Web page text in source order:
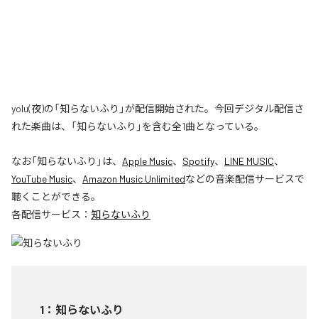
yolu(夜)の「知らないふり」が配信開始された。今回デジタル配信さ
れた楽曲は、「知らないふり」を含む全1曲となっている。
なお「知らないふり 」は、 Apple Music、 Spotify、 LINE MUSIC、
YouTube Music、 Amazon Music Unlimitedなどの音楽配信サービスで
聴くことができる。
各配信サービス： 知らないふり
1 ： 知らないふり